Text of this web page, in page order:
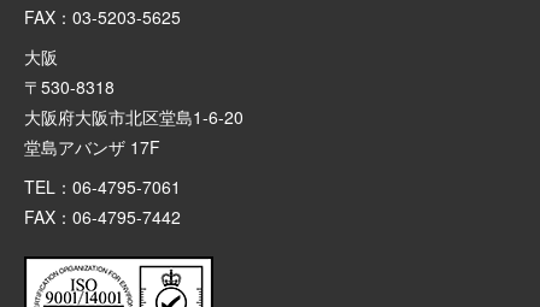
FAX：03-5203-5625
大阪
〒530-8318
大阪府大阪市北区堂島1-6-20
堂島アバンザ 17F
TEL：06-4795-7061
FAX：06-4795-7442